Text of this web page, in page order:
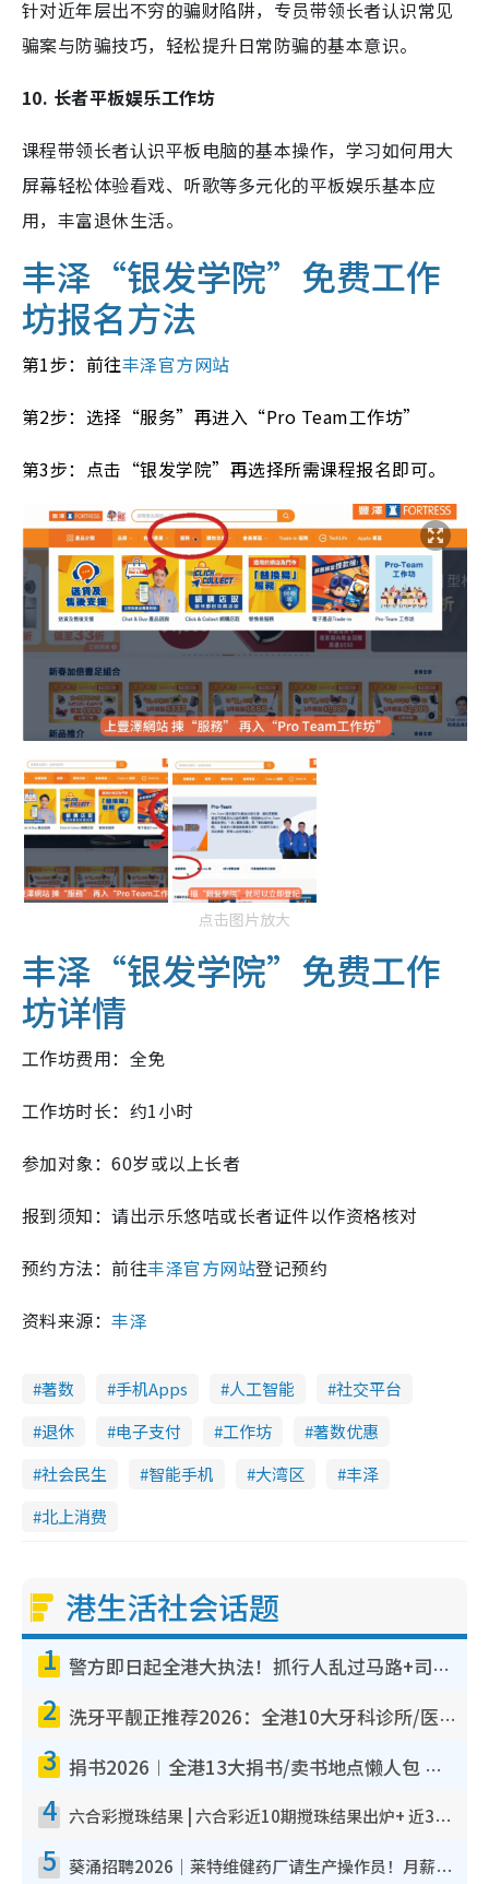
针对近年层出不穷的骗财陷阱，专员带领长者认识常见
骗案与防骗技巧，轻松提升日常防骗的基本意识。
10. 长者平板娱乐工作坊
课程带领长者认识平板电脑的基本操作，学习如何用大
屏幕轻松体验看戏、听歌等多元化的平板娱乐基本应
用，丰富退休生活。
丰泽“银发学院”免费工作
坊报名方法
第1步：前往丰泽官方网站
第2步：选择“服务”再进入“Pro Team工作坊”
第3步：点击“银发学院”再选择所需课程报名即可。
点击图片放大
丰泽“银发学院”免费工作
坊详情
工作坊费用：全免
工作坊时长：约1小时
参加对象：60岁或以上长者
报到须知：请出示乐悠咭或长者证件以作资格核对
预约方法：前往丰泽官方网站登记预约
资料来源：丰泽
著数 手机Apps 人工智能
社交平台
退休
电子支付 工作坊
著数优惠
社会民生
智能手机 大湾区
丰泽
北上消费
港生活社会话题
1 警方即日起全港大执法！抓行人乱过马路+司机不专注驾驶！乱过马路罚$2000
2 洗牙平靓正推荐2026：全港10大牙科诊所/医院懒人包，夜诊至8点/镇静洁牙/医疗券适用
3 捐书2026︱全港13大捐书/卖书地点懒人包 二手课本最高$150＋旧书换免费咖啡/戏票
4 六合彩搅珠结果 | 六合彩近10期搅珠结果出炉+ 近30期最旺热门中奖号码
5 葵涌招聘2026｜莱特维健药厂请生产操作员！月薪高达$1.7万 冷气厂房/五天工作/保障双粮